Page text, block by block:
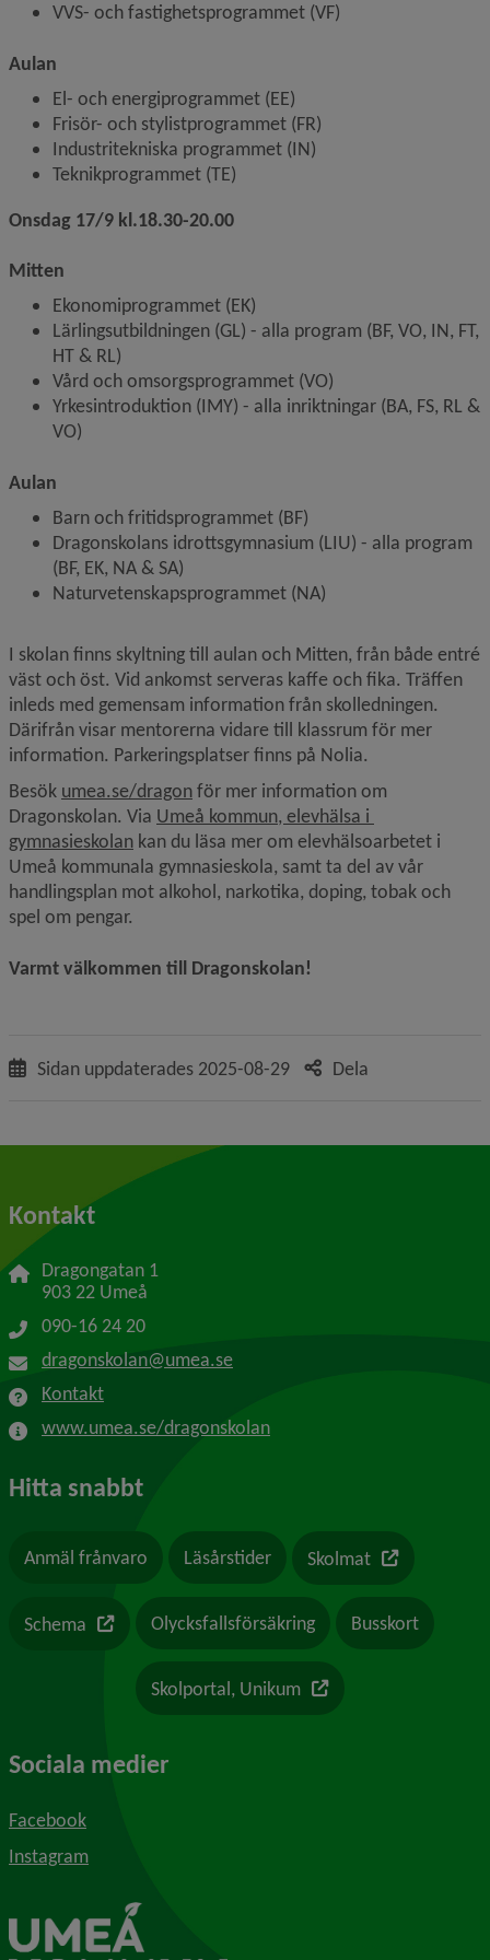
VVS- och fastighetsprogrammet (VF)
Aulan
El- och energiprogrammet (EE)
Frisör- och stylistprogrammet (FR)
Industritekniska programmet (IN)
Teknikprogrammet (TE)
Onsdag 17/9 kl.18.30-20.00
Mitten
Ekonomiprogrammet (EK)
Lärlingsutbildningen (GL) - alla program (BF, VO, IN, FT,
HT & RL)
Vård och omsorgsprogrammet (VO)
Yrkesintroduktion (IMY) - alla inriktningar (BA, FS, RL &
VO)
Aulan
Barn och fritidsprogrammet (BF)
Dragonskolans idrottsgymnasium (LIU) - alla program
(BF, EK, NA & SA)
Naturvetenskapsprogrammet (NA)
I skolan finns skyltning till aulan och Mitten, från både entré
väst och öst. Vid ankomst serveras kaffe och fika. Träffen
inleds med gemensam information från skolledningen.
Därifrån visar mentorerna vidare till klassrum för mer
information. Parkeringsplatser finns på Nolia.
Besök umea.se/dragonLänk till annan webbplats.
för mer information om
Dragonskolan. Via Umeå kommun, elevhälsa i
gymnasieskolanLänk till annan webbplats.
kan du läsa mer om elevhälsoarbetet i
Umeå kommunala gymnasieskola, samt ta del av vår
handlingsplan mot alkohol, narkotika, doping, tobak och
spel om pengar.
Varmt välkommen till Dragonskolan!
Sidan uppdaterades 2025-08-29 Dela
Kontakt
Dragongatan 1
903 22 Umeå
090-16 24 20
dragonskolan@umea.se
Kontakt
www.umea.se/dragonskolan
Hitta snabbt
Anmäl frånvaro Läsårstider Skolmat Länk till en
Schema Länk till en annan webbplats
Olycksfallsförsäkring Busskort
Skolportal, Unikum Länk till en annan
Sociala medier
Facebook
Instagram